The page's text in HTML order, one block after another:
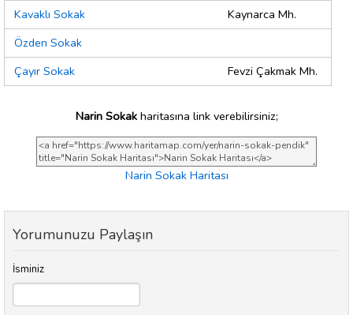
Kavaklı Sokak
Kaynarca Mh.
Özden Sokak
Çayır Sokak
Fevzi Çakmak Mh.
Narin Sokakharitasına link verebilirsiniz;
Narin Sokak Haritası
Yorumunuzu Paylaşın
İsminiz